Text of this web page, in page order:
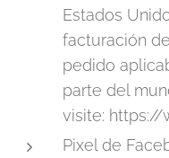
Estados
facturación
pedido
parte del
visite:
Pixel de